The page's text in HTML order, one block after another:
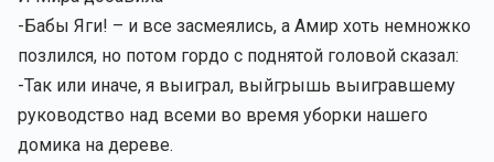
-Бабы Яги! – и все засмеялись, а Амир хоть немножко
позлился, но потом гордо с поднятой головой сказал:
-Так или иначе, я выиграл, выйгрышь выигравшему
руководство над всеми во время уборки нашего
домика на дереве.